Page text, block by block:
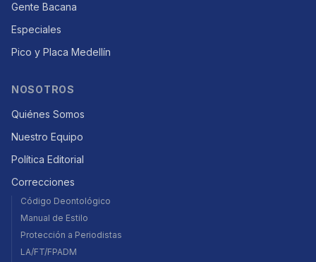
Gente Bacana
Especiales
Pico y Placa Medellín
NOSOTROS
Quiénes Somos
Nuestro Equipo
Política Editorial
Correcciones
Código Deontológico
Manual de Estilo
Protección a Periodistas
LA/FT/FPADM